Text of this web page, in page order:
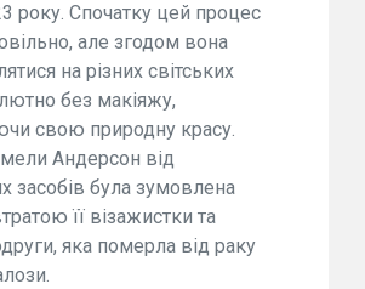
року. Спочатку цей процес
але згодом вона
на різних світських
без макіяжу,
свою природну красу.
Андерсон від
засобів була зумовлена
її візажистки та
яка померла від раку